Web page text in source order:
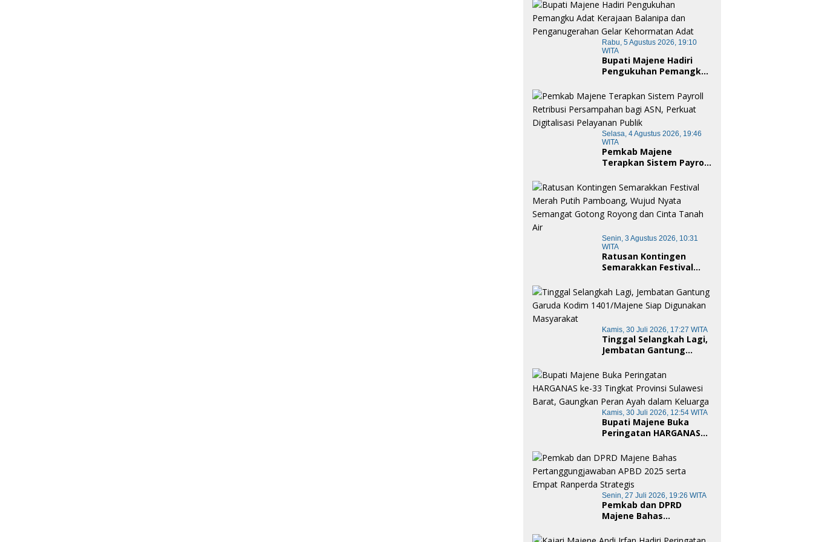
Rabu, 5 Agustus 2026, 19:10
WITA
Bupati Majene Hadiri
Pengukuhan Pemangku
dan Penganugerahan
Gelar Kehormatan Adat
Selasa, 4 Agustus 2026, 19:46
WITA
Pemkab Majene
Terapkan Sistem Payroll
bagi ASN, Perkuat
Digitalisasi Pelayanan
Publik
Senin, 3 Agustus 2026, 10:31
WITA
Ratusan Kontingen
Semarakkan Festival
Wujud Nyata Semangat
Gotong Royong dan
Cinta Tanah Air
Kamis, 30 Juli 2026, 17:27 WITA
Tinggal Selangkah Lagi,
Jembatan Gantung
1401/Majene Siap
Digunakan Masyarakat
Kamis, 30 Juli 2026, 12:54 WITA
Bupati Majene Buka
Peringatan HARGANAS
Sulawesi Barat,
Gaungkan Peran Ayah
dalam Keluarga
Senin, 27 Juli 2026, 19:26 WITA
Pemkab dan DPRD
Majene Bahas
APBD 2025 serta Empat